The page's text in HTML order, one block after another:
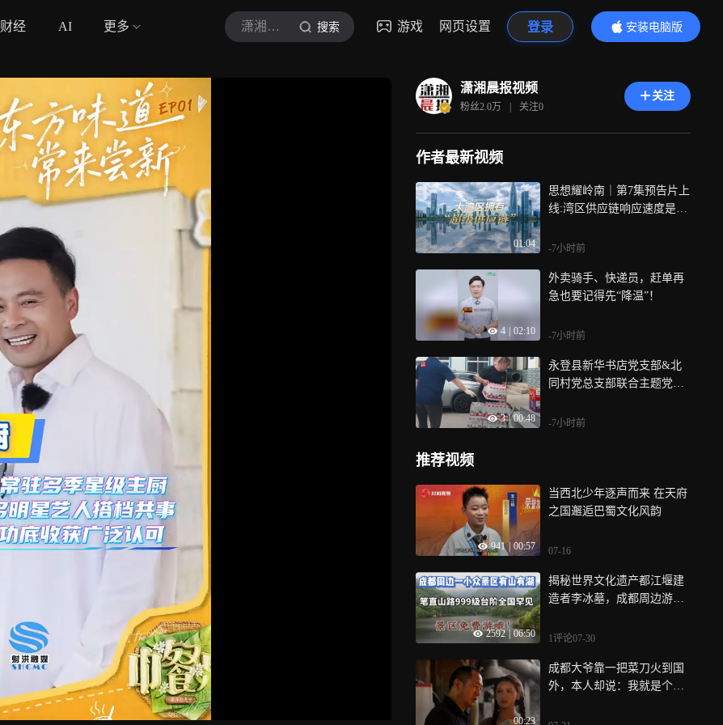
财经 AI 更多 潇湘晨报视频 搜索 游戏 网页设置 登录
安装电脑版
内容更精彩
潇湘晨报视频
粉丝2.0万 | 关注0
关注
作者最新视频
01:04
思想耀岭南｜第7集预告片上
线:湾区供应链响应速度是硅
-7小时前
4 02:10
外卖骑手、快递员，赶单再
急也要记得先“降温”！
-7小时前
3 | 00:48
永登县新华书店党支部&北
同村党总支部联合主题党日
-7小时前
推荐视频
941 00:57
当西北少年逐声而来 在天府
之国邂逅巴蜀文化风韵
07-16
2592 | 06:50
揭秘世界文化遗产都江堰建
造者李冰墓，成都周边游登
1评论07-30
00:23
成都大爷靠一把菜刀火到国
外，本人却说：我就是个打